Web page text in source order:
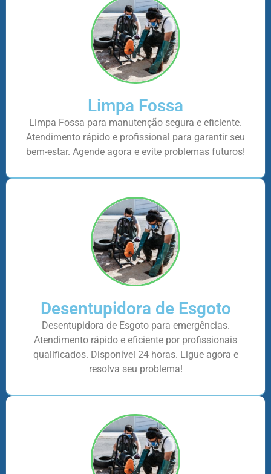
Limpa Fossa
Limpa Fossa para manutenção segura e eficiente.
Atendimento rápido e profissional para garantir seu
bem-estar. Agende agora e evite problemas futuros!
Desentupidora de Esgoto
Desentupidora de Esgoto para emergências.
Atendimento rápido e eficiente por profissionais
qualificados. Disponível 24 horas. Ligue agora e
resolva seu problema!